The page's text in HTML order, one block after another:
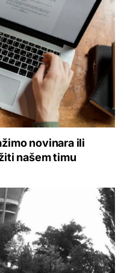
novinara ili
našem timu